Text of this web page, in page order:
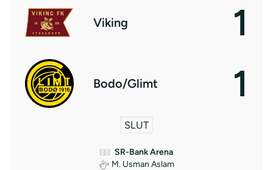
Viking 1
Bodo/Glimt 1
SLUT
SR-Bank Arena
M. Usman Aslam